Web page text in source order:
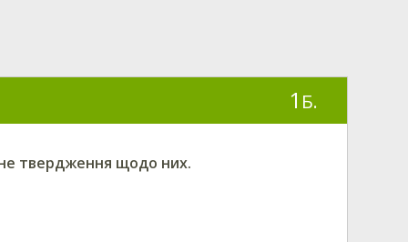
1 Б.
твердження щодо них.